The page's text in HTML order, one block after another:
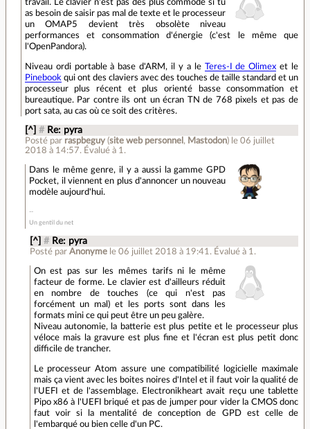
travail. Le clavier n'est pas des plus commode si tu
as besoin de saisir pas mal de texte et le processeur
un OMAP5 devient très obsolète niveau
performances et consommation d'énergie (c'est le même que
l'OpenPandora).
Niveau ordi portable à base d'ARM, il y a le Teres-I de Olimex et le
Pinebook qui ont des claviers avec des touches de taille standard et un
processeur plus récent et plus orienté basse consommation et
bureautique. Par contre ils ont un écran TN de 768 pixels et pas de
port sata, au cas où ce soit des critères.
[^] # Re: pyra
Posté par raspbeguy (site web personnel , Mastodon) le 06 juillet
2018 à 14:57. Évalué à 1 .
Dans le même genre, il y a aussi la gamme GPD
Pocket, il viennent en plus d'annoncer un nouveau
modèle aujourd'hui.
Un gentil du net
[^] # Re: pyra
Posté par Anonyme le 06 juillet 2018 à 19:41 . Évalué à 1 .
On est pas sur les mêmes tarifs ni le même
facteur de forme. Le clavier est d'ailleurs réduit
en nombre de touches (ce qui n'est pas
forcément un mal) et les ports sont dans les
formats mini ce qui peut être un peu galère.
Niveau autonomie, la batterie est plus petite et le processeur plus
véloce mais la gravure est plus fine et l'écran est plus petit donc
difficile de trancher.
Le processeur Atom assure une compatibilité logicielle maximale
mais ça vient avec les boites noires d'Intel et il faut voir la qualité de
l'UEFI et de l'assemblage. Electronikheart avait reçu une tablette
Pipo x86 à l'UEFI briqué et pas de jumper pour vider la CMOS donc
faut voir si la mentalité de conception de GPD est celle de
l'embarqué ou bien celle d'un PC.